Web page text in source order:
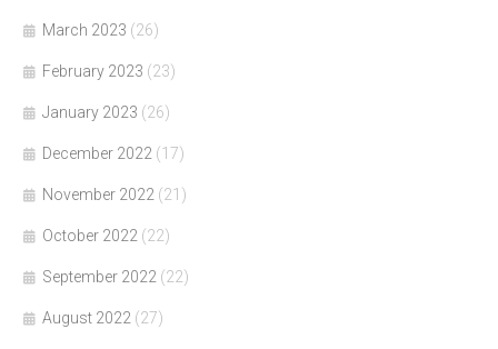
March 2023 (26)
February 2023 (23)
January 2023 (26)
December 2022 (17)
November 2022 (21)
October 2022 (22)
September 2022 (22)
August 2022 (27)